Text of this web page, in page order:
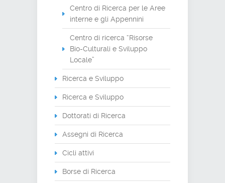
Centro di Ricerca per le Aree
interne e gli Appennini
Centro di ricerca “Risorse
Bio-Culturali e Sviluppo
Locale”
Ricerca e Sviluppo
Ricerca e Sviluppo
Dottorati di Ricerca
Assegni di Ricerca
Cicli attivi
Borse di Ricerca